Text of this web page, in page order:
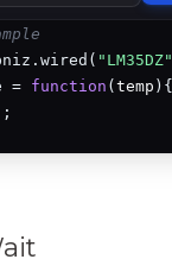
"LM35DZ"
= function ( temp )